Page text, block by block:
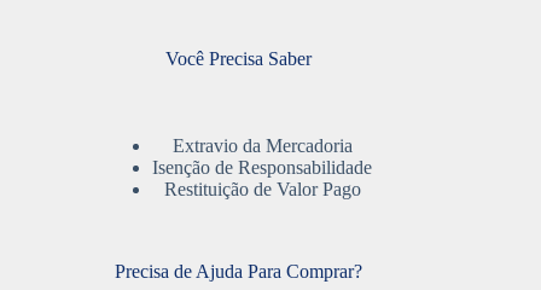
Você Precisa Saber
Extravio da Mercadoria
Isenção de Responsabilidade
Restituição de Valor Pago
Precisa de Ajuda Para Comprar?